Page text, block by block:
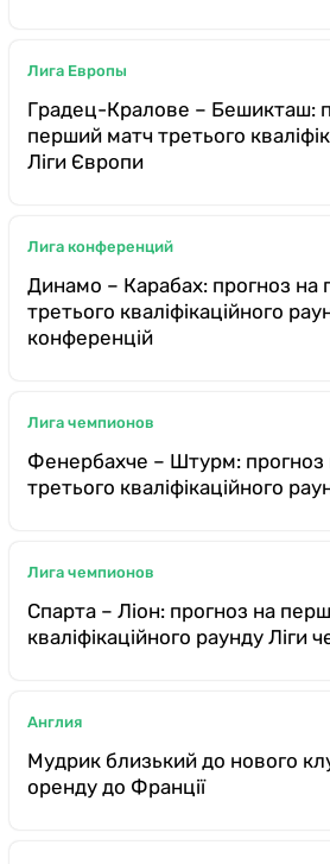
Лига Европы
Градец-Кралове – Бешикташ:
перший матч третього
Ліги Європи
Лига конференций
Динамо – Карабах: прогноз на
третього кваліфікаційного
конференцій
Лига чемпионов
Фенербахче – Штурм: прогноз
третього кваліфікаційного
Лига чемпионов
Спарта – Ліон: прогноз на
кваліфікаційного раунду Ліги
Англия
Мудрик близький до нового
оренду до Франції